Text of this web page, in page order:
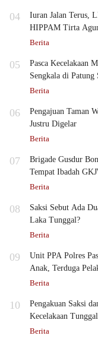
04
Iuran Jalan Terus,
HIPPAM Tirta
Berita
05
Pasca Kecelakaan
Sengkala di Patung
Berita
06
Pengajuan Taman
Justru Digelar
Berita
07
Brigade Gusdur
Tempat Ibadah
Berita
08
Saksi Sebut Ada
Laka Tunggal?
Berita
09
Unit PPA Polres
Anak, Terduga
Berita
10
Pengakuan Saksi
Kecelakaan
Berita